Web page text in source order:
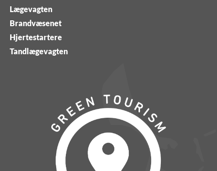
Lægevagten
Brandvæsenet
Hjertestartere
Tandlægevagten